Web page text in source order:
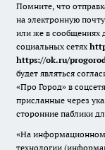
Помните, что
на электронную
или же в сообщениях
социальных сетях
https://ok.ru/
будет являться
«Про Город» в
присланные через
сторонние паблики
«На информационном
технологии